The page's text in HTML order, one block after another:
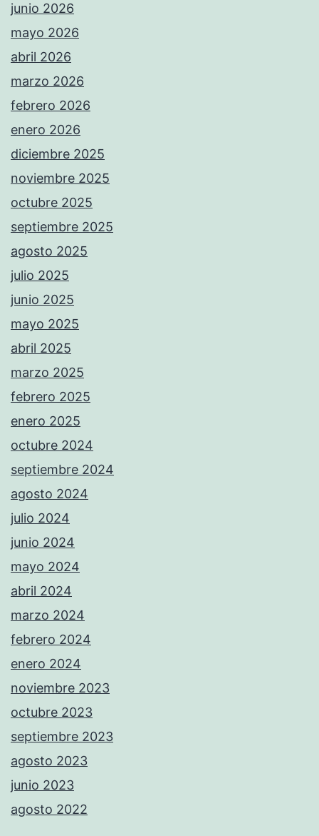
junio 2026
mayo 2026
abril 2026
marzo 2026
febrero 2026
enero 2026
diciembre 2025
noviembre 2025
octubre 2025
septiembre 2025
agosto 2025
julio 2025
junio 2025
mayo 2025
abril 2025
marzo 2025
febrero 2025
enero 2025
octubre 2024
septiembre 2024
agosto 2024
julio 2024
junio 2024
mayo 2024
abril 2024
marzo 2024
febrero 2024
enero 2024
noviembre 2023
octubre 2023
septiembre 2023
agosto 2023
junio 2023
agosto 2022